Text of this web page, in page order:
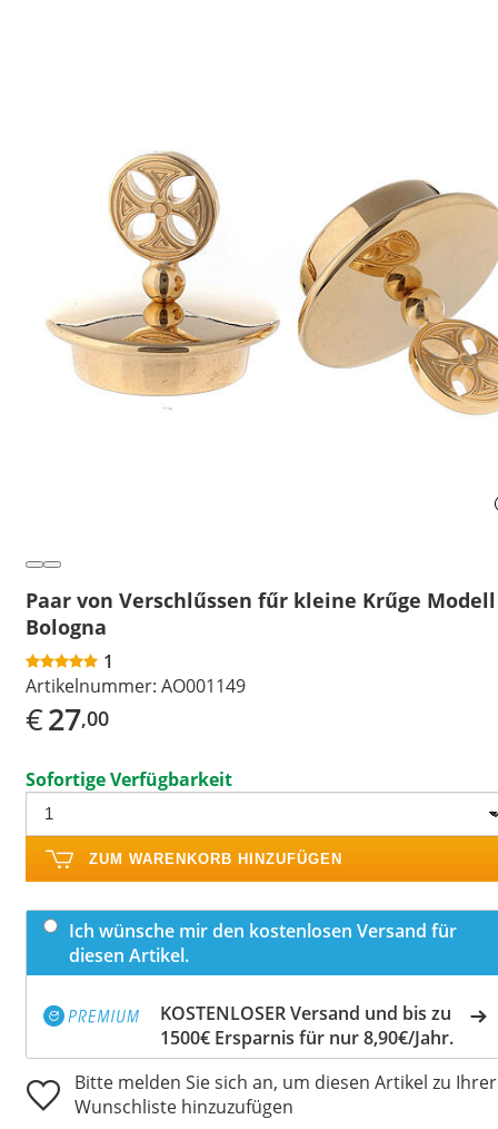
Paar von Verschlűssen fűr kleine Krűge Modell
Bologna
1
Artikelnummer: AO001149
€27,00
Sofortige Verfügbarkeit
ZUM WARENKORB HINZUFÜGEN
Ich wünsche mir den kostenlosen Versand für
diesen Artikel.
KOSTENLOSER Versand und bis zu
1500€ Ersparnis für nur 8,90€/Jahr.
Bitte melden Sie sich an, um diesen Artikel zu Ihrer
Wunschliste hinzuzufügen